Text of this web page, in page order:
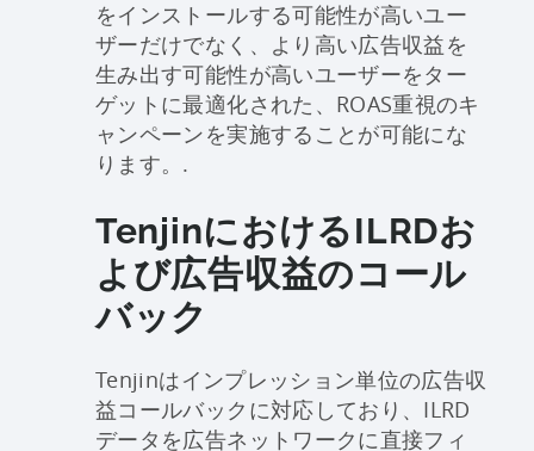
をインストールする可能性が高いユー
ザーだけでなく、より高い広告収益を
生み出す可能性が高いユーザーをター
ゲットに最適化された、ROAS重視のキ
ャンペーンを実施することが可能にな
ります。.
TenjinにおけるILRDお
よび広告収益のコール
バック
Tenjinはインプレッション単位の広告収
益コールバックに対応しており、ILRD
データを広告ネットワークに直接フィ